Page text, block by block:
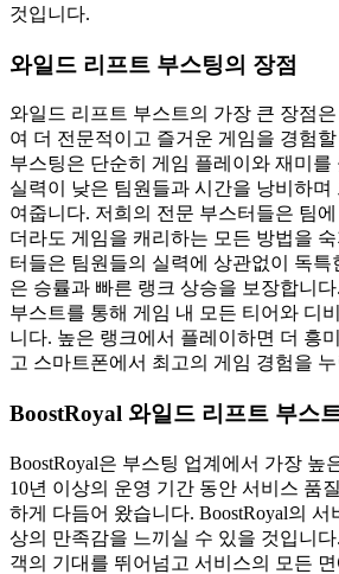
것입니다.
와일드 리프트 부스팅의 장점
와일드 리프트 부스트의 가장 큰 장점
여 더 전문적이고 즐거운 게임을 경험
부스팅은 단순히 게임 플레이와 재미를
실력이 낮은 팀원들과 시간을 낭비하며
여줍니다. 저희의 전문 부스터들은 팀
더라도 게임을 캐리하는 모든 방법을
터들은 팀원들의 실력에 상관없이 독특
은 승률과 빠른 랭크 상승을 보장합니
부스트를 통해 게임 내 모든 티어와 디
니다. 높은 랭크에서 플레이하면 더 흥
고 스마트폰에서 최고의 게임 경험을
BoostRoyal 와일드 리프트 부스
BoostRoyal은 부스팅 업계에서 가장 높
10년 이상의 운영 기간 동안 서비스 품
하게 다듬어 왔습니다. BoostRoyal의 서
상의 만족감을 느끼실 수 있을 것입니
객의 기대를 뛰어넘고 서비스의 모든